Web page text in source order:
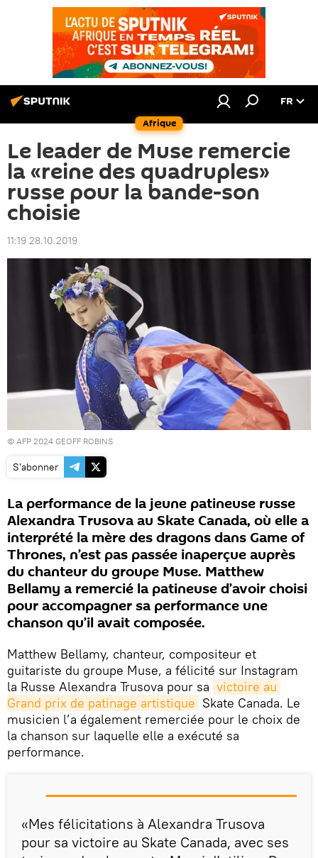
Afrique
FR
Le leader de Muse remercie
la «reine des quadruples»
russe pour la bande-son
choisie
11:19 28.10.2019
© AFP 2024 GEOFF ROBINS
S'abonner
La performance de la jeune patineuse russe
Alexandra Trusova au Skate Canada, où elle a
interprété la mère des dragons dans Game of
Thrones, n’est pas passée inaperçue auprès
du chanteur du groupe Muse. Matthew
Bellamy a remercié la patineuse d’avoir choisi
pour accompagner sa performance une
chanson qu’il avait composée.
Matthew Bellamy, chanteur, compositeur et
guitariste du groupe Muse, a félicité sur Instagram
la Russe Alexandra Trusova pour sa victoire au
Grand prix de patinage artistique Skate Canada. Le
musicien l’a également remerciée pour le choix de
la chanson sur laquelle elle a exécuté sa
performance.
«Mes félicitations à Alexandra Trusova
pour sa victoire au Skate Canada, avec ses